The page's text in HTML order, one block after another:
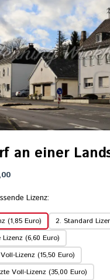
an einer
Preisspanne:
bis
€35,00
Lizenz:
(1,85 Euro)
2. Standard
Lizenz (6,60 Euro)
Lizenz (15,50 Euro)
Voll-Lizenz (35,00 Euro)